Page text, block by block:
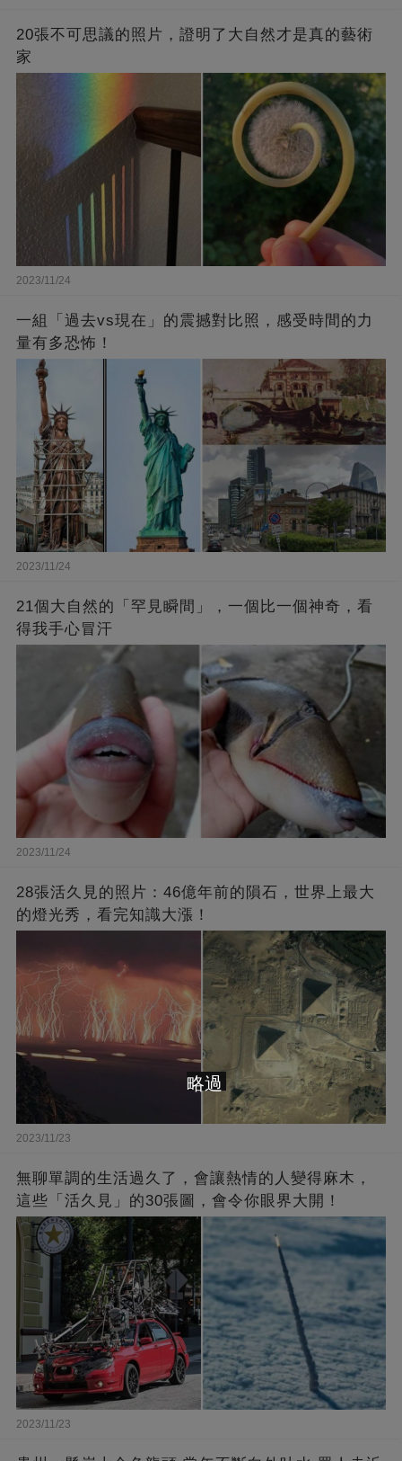
20張不可思議的照片，證明了大自然才是真的藝術
家
2023/11/24
一組「過去vs現在」的震撼對比照，感受時間的力
量有多恐怖！
2023/11/24
21個大自然的「罕見瞬間」，一個比一個神奇，看
得我手心冒汗
2023/11/24
28張活久見的照片：46億年前的隕石，世界上最大
的燈光秀，看完知識大漲！
2023/11/23
無聊單調的生活過久了，會讓熱情的人變得麻木，
這些「活久見」的30張圖，會令你眼界大開！
2023/11/23
略過